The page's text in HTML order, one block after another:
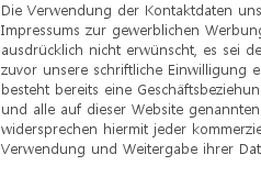
Die Verwendung der Kontaktdaten
Impressums zur gewerblichen
ausdrücklich nicht erwünscht, es sei
zuvor unsere schriftliche Einwilligung
besteht bereits eine
und alle auf dieser Website
widersprechen hiermit jeder
Verwendung und Weitergabe ihrer